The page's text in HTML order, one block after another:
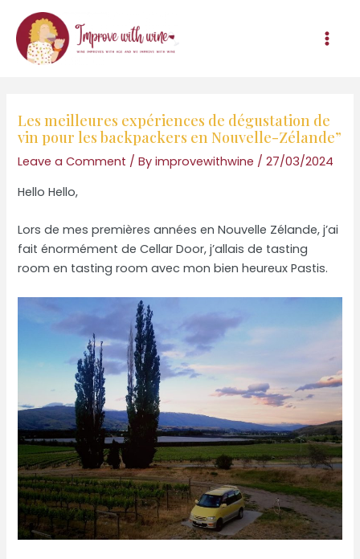
content
Les meilleures expériences de dégustation de
vin pour les backpackers en Nouvelle-Zélande”
Leave a Comment / Byimprovewithwine /27/03/2024
Hello Hello,
Lors de mes premières années en Nouvelle Zélande, j’ai
fait énormément de Cellar Door, j’allais de tasting
room en tasting room avec mon bien heureux Pastis.